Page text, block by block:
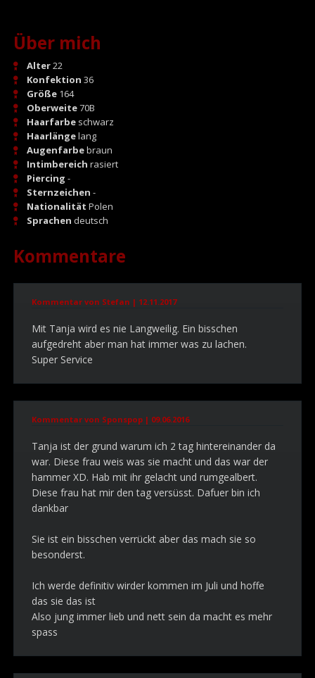
Über mich
Alter22
Konfektion 36
Größe164
Oberweite70B
Haarfarbeschwarz
Haarlängelang
Augenfarbebraun
Intimbereich rasiert
Piercing -
Sternzeichen -
Nationalität Polen
Sprachen deutsch
Kommentare
Kommentar von Stefan | 12.11.2017
Mit Tanja wird es nie Langweilig. Ein bisschen
aufgedreht aber man hat immer was zu lachen.
Super Service
Kommentar von Sponspop | 09.06.2016
Tanja ist der grund warum ich 2 tag hintereinander da
war. Diese frau weis was sie macht und das war der
hammer XD. Hab mit ihr gelacht und rumgealbert.
Diese frau hat mir den tag versüsst. Dafuer bin ich
dankbar
Sie ist ein bisschen verrückt aber das mach sie so
besonderst.
Ich werde definitiv wirder kommen im Juli und hoffe
das sie das ist
Also jung immer lieb und nett sein da macht es mehr
spass